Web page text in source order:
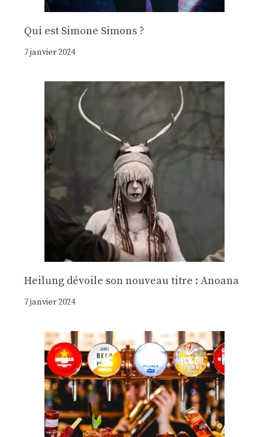
Qui est Simone Simons ?
7 janvier 2024
Heilung dévoile son nouveau titre : Anoana
7 janvier 2024